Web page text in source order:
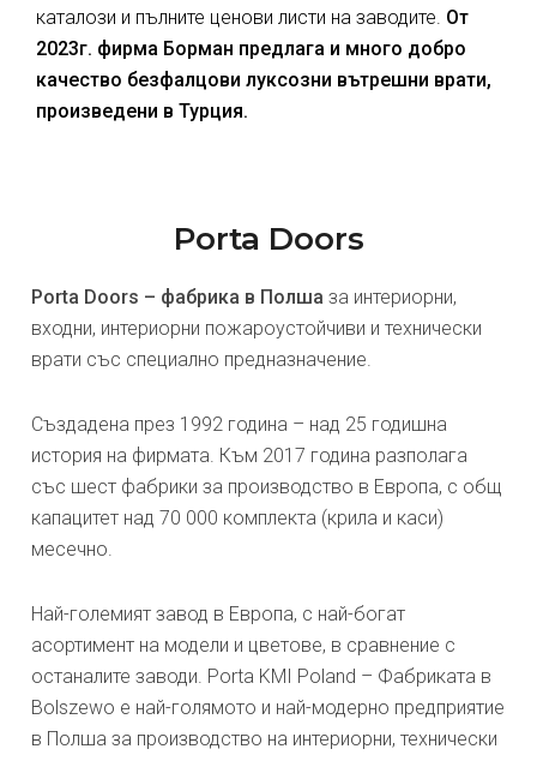
каталози и пълните ценови листи на заводите. От
2023г. фирма Борман предлага и много добро
качество безфалцови луксозни вътрешни врати,
произведени в Турция.
Porta Doors
Porta Doors – фабрика в Полша за интериорни,
входни, интериорни пожароустойчиви и технически
врати със специално предназначение.
Създадена през 1992 година – над 25 годишна
история на фирмата. Към 2017 година разполага
със шест фабрики за производство в Европа, с общ
капацитет над 70 000 комплекта (крила и каси)
месечно.
Най-големият завод в Европа, с най-богат
асортимент на модели и цветове, в сравнение с
останалите заводи. Porta KMI Poland – Фабриката в
Bolszewo е най-голямото и най-модерно предприятие
в Полша за производство на интериорни, технически